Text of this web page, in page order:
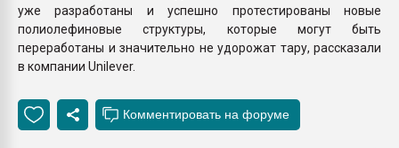
уже разработаны и успешно протестированы новые
полиолефиновые структуры, которые могут быть
переработаны и значительно не удорожат тару, рассказали
в компании Unilever.